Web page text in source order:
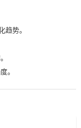
趋势。
。